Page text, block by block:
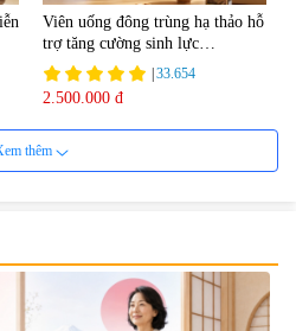
Viên uống đông trùng hạ thảo hỗ
trợ tăng cường sinh lực
Tohchukasou Premium Yo
Group 180 viên - Date 08/2027
33.654
2.500.000 đ
thêm